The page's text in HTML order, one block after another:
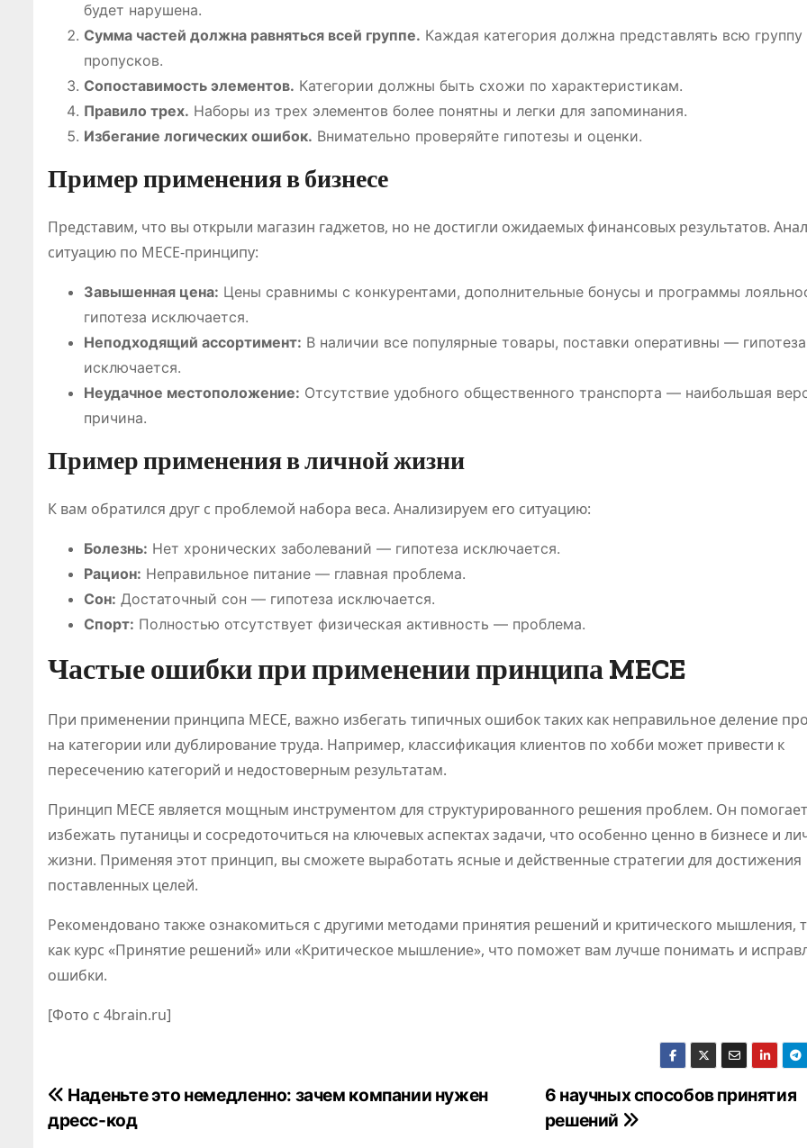
будет нарушена.
Сумма частей должна равняться всей группе. Каждая категория должна представлять всю группу
пропусков.
Сопоставимость элементов. Категории должны быть схожи по характеристикам.
Правило трех. Наборы из трех элементов более понятны и легки для запоминания.
Избегание логических ошибок. Внимательно проверяйте гипотезы и оценки.
Пример применения в бизнесе
Представим, что вы открыли магазин гаджетов, но не достигли ожидаемых финансовых результатов.
ситуацию по MECE-принципу:
Завышенная цена: Цены сравнимы с конкурентами, дополнительные бонусы и программы
гипотеза исключается.
Неподходящий ассортимент: В наличии все популярные товары, поставки оперативны — гипотеза
исключается.
Неудачное местоположение: Отсутствие удобного общественного транспорта — наибольшая
причина.
Пример применения в личной жизни
К вам обратился друг с проблемой набора веса. Анализируем его ситуацию:
Болезнь: Нет хронических заболеваний — гипотеза исключается.
Рацион: Неправильное питание — главная проблема.
Сон: Достаточный сон — гипотеза исключается.
Спорт: Полностью отсутствует физическая активность — проблема.
Частые ошибки при применении принципа MECE
При применении принципа MECE, важно избегать типичных ошибок таких как неправильное деление
на категории или дублирование труда. Например, классификация клиентов по хобби может привести к
пересечению категорий и недостоверным результатам.
Принцип MECE является мощным инструментом для структурированного решения проблем. Он помогает
избежать путаницы и сосредоточиться на ключевых аспектах задачи, что особенно ценно в бизнесе и
жизни. Применяя этот принцип, вы сможете выработать ясные и действенные стратегии для достижения
поставленных целей.
Рекомендовано также ознакомиться с другими методами принятия решений и критического мышления,
как курс «Принятие решений» или «Критическое мышление», что поможет вам лучше понимать и
ошибки.
[Фото с 4brain.ru]
Н
а
6 научных способов принятия
решений
Наденьте это немедленно: зачем компании нужен
дресс-код
Классификац
ия онлайн-
становится
нового
я рынка
Абдуалиев
и
Жанатхан